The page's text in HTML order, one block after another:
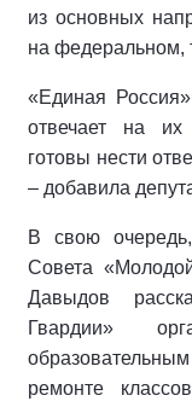
из основных
на федеральном,
«Единая
отвечает на их
готовы нести
– добавила
В свою очередь,
Совета
Давыдов
Гвардии»
ремонте